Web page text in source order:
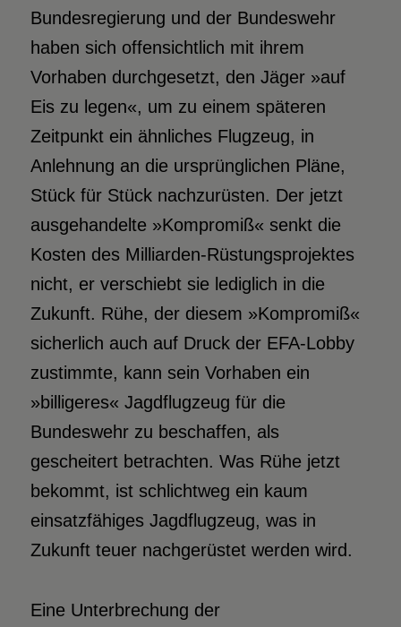
Bundesregierung und der Bundeswehr
haben sich offensichtlich mit ihrem
Vorhaben durchgesetzt, den Jäger »auf
Eis zu legen«, um zu einem späteren
Zeitpunkt ein ähnliches Flugzeug, in
Anlehnung an die ursprünglichen Pläne,
Stück für Stück nachzurüsten. Der jetzt
ausgehandelte »Kompromiß« senkt die
Kosten des Milliarden-Rüstungsprojektes
nicht, er verschiebt sie lediglich in die
Zukunft. Rühe, der diesem »Kompromiß«
sicherlich auch auf Druck der EFA-Lobby
zustimmte, kann sein Vorhaben ein
»billigeres« Jagdflugzeug für die
Bundeswehr zu beschaffen, als
gescheitert betrachten. Was Rühe jetzt
bekommt, ist schlichtweg ein kaum
einsatzfähiges Jagdflugzeug, was in
Zukunft teuer nachgerüstet werden wird.
Eine Unterbrechung der